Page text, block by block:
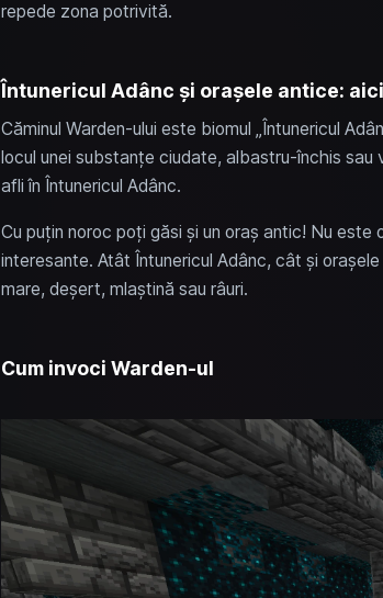
repede zona potrivită.
Întunericul Adânc și orașele antice:
Căminul Warden-ului este biomul „Întunericul
locul unei substanțe ciudate, albastru-închis
afli în Întunericul Adânc.
Cu puțin noroc poți găsi și un oraș antic! Nu
interesante. Atât Întunericul Adânc, cât și
mare, deșert, mlaștină sau râuri.
Cum invoci Warden-ul